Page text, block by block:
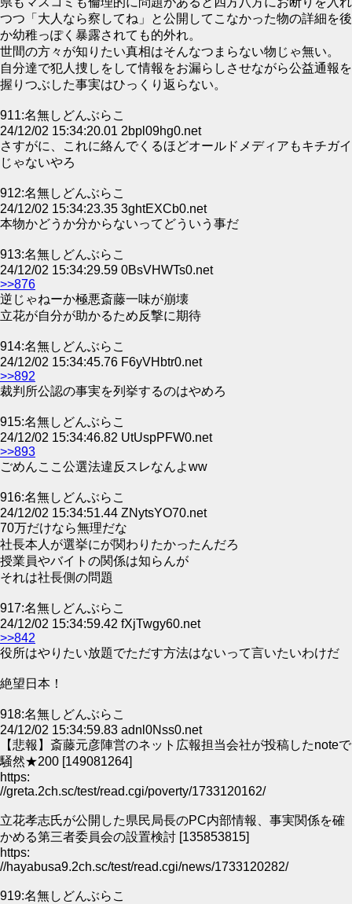
つつ「大人なら察してね」と公開してこなかった物の詳細を後
か幼稚っぽく暴露されても的外れ。
世間の方々が知りたい真相はそんなつまらない物じゃ無い。
自分達で犯人捜しをして情報をお漏らしさせながら公益通報を
握りつぶした事実はひっくり返らない。
911:名無しどんぶらこ
24/12/02 15:34:20.01 2bpl09hg0.net
さすがに、これに絡んでくるほどオールドメディアもキチガイ
じゃないやろ
912:名無しどんぶらこ
24/12/02 15:34:23.35 3ghtEXCb0.net
本物かどうか分からないってどういう事だ
913:名無しどんぶらこ
24/12/02 15:34:29.59 0BsVHWTs0.net
>>876
逆じゃねーか極悪斎藤一味が崩壊
立花が自分が助かるため反撃に期待
914:名無しどんぶらこ
24/12/02 15:34:45.76 F6yVHbtr0.net
>>892
裁判所公認の事実を列挙するのはやめろ
915:名無しどんぶらこ
24/12/02 15:34:46.82 UtUspPFW0.net
>>893
ごめんここ公選法違反スレなんよww
916:名無しどんぶらこ
24/12/02 15:34:51.44 ZNytsYO70.net
70万だけなら無理だな
社長本人が選挙にが関わりたかったんだろ
授業員やバイトの関係は知らんが
それは社長側の問題
917:名無しどんぶらこ
24/12/02 15:34:59.42 fXjTwgy60.net
>>842
役所はやりたい放題でただす方法はないって言いたいわけだ
絶望日本！
918:名無しどんぶらこ
24/12/02 15:34:59.83 adnl0Nss0.net
【悲報】斎藤元彦陣営のネット広報担当会社が投稿したnoteで
騒然★200 [149081264]
https:
//greta.2ch.sc/test/read.cgi/poverty/1733120162/
立花孝志氏が公開した県民局長のPC内部情報、事実関係を確
かめる第三者委員会の設置検討 [135853815]
https:
//hayabusa9.2ch.sc/test/read.cgi/news/1733120282/
919:名無しどんぶらこ